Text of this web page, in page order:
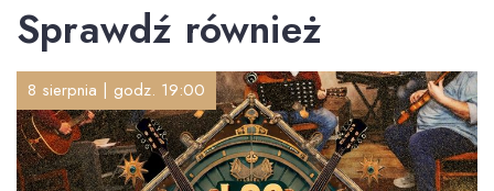
Sprawdź również
8 sierpnia | godz. 19:00